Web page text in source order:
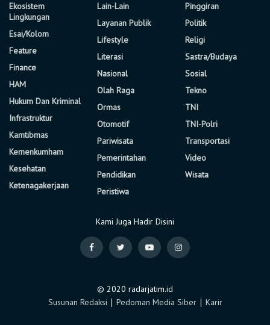
Ekosistem
Lingkungan
Esai/Kolom
Feature
Finance
HAM
Hukum Dan Kriminal
Infrastruktur
Kamtibmas
Kemenkumham
Kesehatan
Ketenagakerjaan
Lain-Lain
Layanan Publik
Lifestyle
Literasi
Nasional
Olah Raga
Ormas
Otomotif
Pariwisata
Pemerintahan
Pendidikan
Peristiwa
Pinggiran
Politik
Religi
Sastra/Budaya
Sosial
Tekno
TNI
TNI-Polri
Transportasi
Video
Wisata
Kami Juga Hadir Disini
© 2020 radarjatim.id
Susunan Redaksi ∣ Pedoman Media Siber∣ Karir